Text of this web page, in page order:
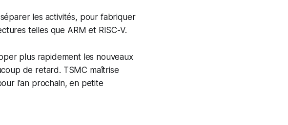
les activités, pour fabriquer
telles que ARM et RISC-V.
plus rapidement les nouveaux
de retard. TSMC maîtrise
l'an prochain, en petite